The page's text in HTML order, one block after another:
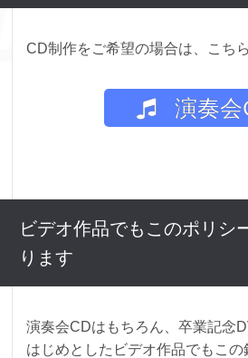
CD制作をご希望の場合は、こち
演奏会
ビデオ作品でもこのポリシ
ります
演奏会CDはもちろん、卒業記念
はじめとしたビデオ作品でもこ